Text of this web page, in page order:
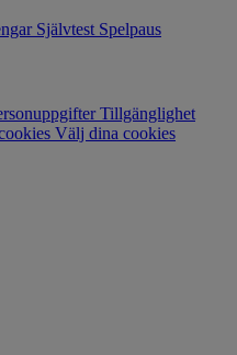
Självtest Spelpaus
Tillgänglighet
Välj dina cookies